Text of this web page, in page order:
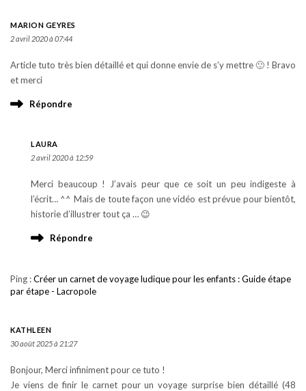
MARION GEYRES
2 avril 2020 à 07:44
Article tuto très bien détaillé et qui donne envie de s’y mettre 🙂 ! Bravo
et merci
Répondre
LAURA
2 avril 2020 à 12:59
Merci beaucoup ! J’avais peur que ce soit un peu indigeste à
l’écrit… ^^ Mais de toute façon une vidéo est prévue pour bientôt,
historie d’illustrer tout ça … 😉
Répondre
Ping :Créer un carnet de voyage ludique pour les enfants : Guide étape
par étape - Lacropole
KATHLEEN
30 août 2025 à 21:27
Bonjour, Merci infiniment pour ce tuto !
Je viens de finir le carnet pour un voyage surprise bien détaillé (48